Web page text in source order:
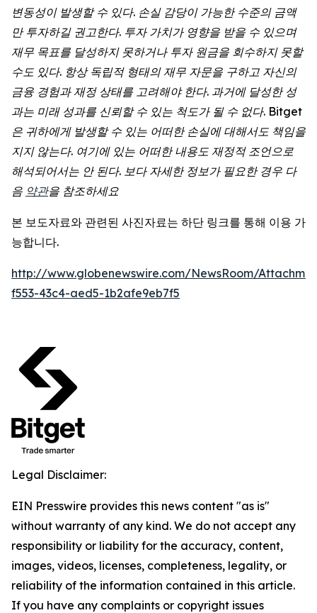
변동성이 발생할 수 있다. 손실 감당이 가능한 수준의 금액
만 투자하길 권고한다. 투자 가치가 영향을 받을 수 있으며
재무 목표를 달성하지 못하거나 투자 원금을 회수하지 못할
수도 있다. 항상 독립적 형태의 재무 자문을 구하고 자신의
금융 경험과 재정 상태를 고려해야 한다. 과거에 달성한 성
과는 미래 성과를 신뢰할 수 있는 척도가 될 수 없다. Bitget
은 귀하에게 발생할 수 있는 어떠한 손실에 대해서도 책임을
지지 않는다. 여기에 있는 어떠한 내용도 재정적 조언으로
해석되어서는 안 된다. 보다 자세한 정보가 필요한 경우 다
음 약관을 참조하세요
본 보도자료와 관련된 사진자료는 하단 링크를 통해 이용 가
능합니다.
http://www.globenewswire.com/NewsRoom/
f553-43c4-aed5-1b2afe9eb7f5
Legal Disclaimer:
EIN Presswire provides this news content "as is"
without warranty of any kind. We do not accept any
responsibility or liability for the accuracy, content,
images, videos, licenses, completeness, legality, or
reliability of the information contained in this article.
If you have any complaints or copyright issues